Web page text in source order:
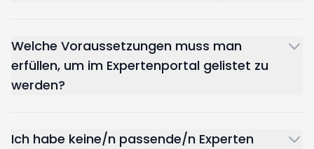
Welche Voraussetzungen muss man
erfüllen, um im Expertenportal gelistet zu
werden?
Ich habe keine/n passende/n Experten